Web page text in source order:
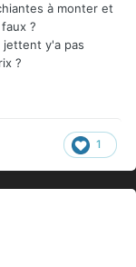
à monter et
?
y'a pas
?
1